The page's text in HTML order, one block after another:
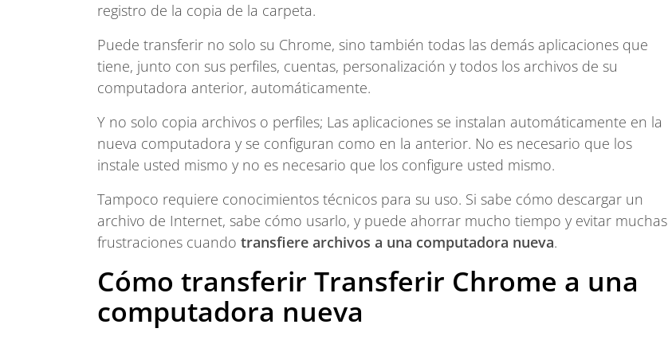
registro de la copia de la carpeta.
Puede transferir no solo su Chrome, sino también todas las demás aplicaciones que
tiene, junto con sus perfiles, cuentas, personalización y todos los archivos de su
computadora anterior, automáticamente.
Y no solo copia archivos o perfiles; Las aplicaciones se instalan automáticamente en la
nueva computadora y se configuran como en la anterior. No es necesario que los
instale usted mismo y no es necesario que los configure usted mismo.
Tampoco requiere conocimientos técnicos para su uso. Si sabe cómo descargar un
archivo de Internet, sabe cómo usarlo, y puede ahorrar mucho tiempo y evitar muchas
frustraciones cuando transfiere archivos a una computadora nueva.
Cómo transferir Transferir Chrome a una
computadora nueva